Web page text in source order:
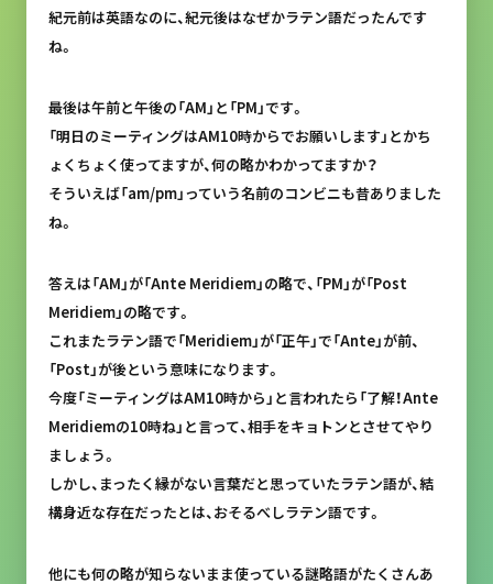
紀元前は英語なのに、紀元後はなぜかラテン語だったんです
ね。
最後は午前と午後の「AM」と「PM」です。
「明日のミーティングはAM10時からでお願いします」とかち
ょくちょく使ってますが、何の略かわかってますか？
そういえば「am/pm」っていう名前のコンビニも昔ありました
ね。
答えは「AM」が「Ante Meridiem」の略で、「PM」が「Post
Meridiem」の略です。
これまたラテン語で「Meridiem」が「正午」で「Ante」が前、
「Post」が後という意味になります。
今度「ミーティングはAM10時から」と言われたら「了解！Ante
Meridiemの10時ね」と言って、相手をキョトンとさせてやり
ましょう。
しかし、まったく縁がない言葉だと思っていたラテン語が、結
構身近な存在だったとは、おそるべしラテン語です。
他にも何の略が知らないまま使っている謎略語がたくさんあ